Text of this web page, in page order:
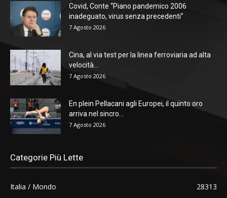
Covid, Conte “Piano pandemico 2006
inadeguato, virus senza precedenti”
7 Agosto 2026
Cina, al via test per la linea ferroviaria ad alta
velocità...
7 Agosto 2026
En plein Pellacani agli Europei, il quinto oro
arriva nel sincro...
7 Agosto 2026
Categorie Più Lette
Italia / Mondo
28313